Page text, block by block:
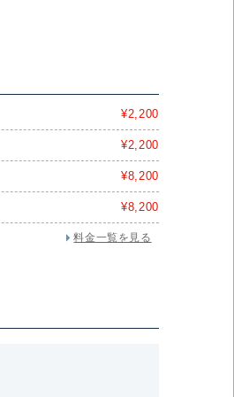
¥2,200
¥2,200
¥8,200
¥8,200
料金一覧を見る